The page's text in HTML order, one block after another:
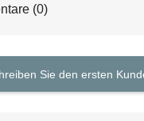
(0)
Sie den ersten